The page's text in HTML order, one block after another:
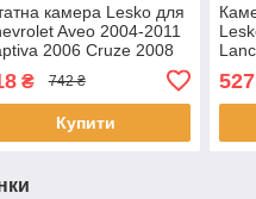
камера Lesko для
Aveo 2004-2011
2006 Cruze 2008
2006 Orlando 2010
₴ 742 ₴
Купити
527